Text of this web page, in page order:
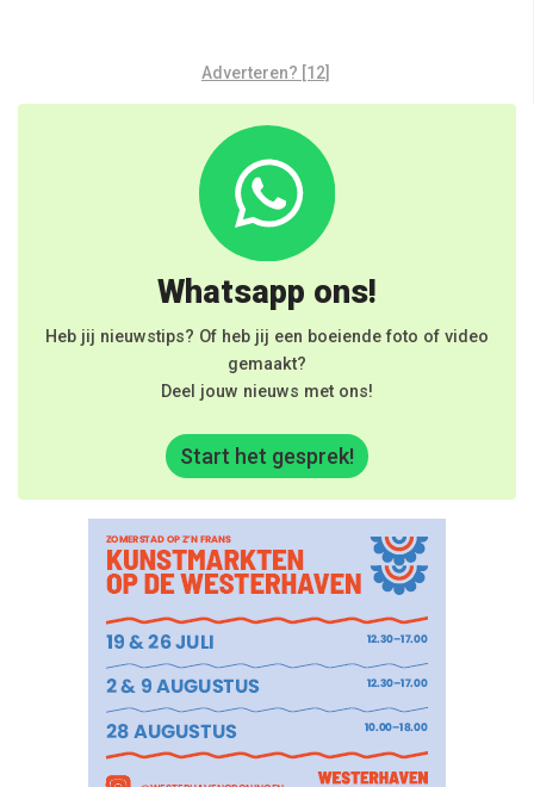
Adverteren? [12]
Whatsapp ons!
Heb jij nieuwstips? Of heb jij een boeiende foto of video
gemaakt?
Deel jouw nieuws met ons!
Start het gesprek!